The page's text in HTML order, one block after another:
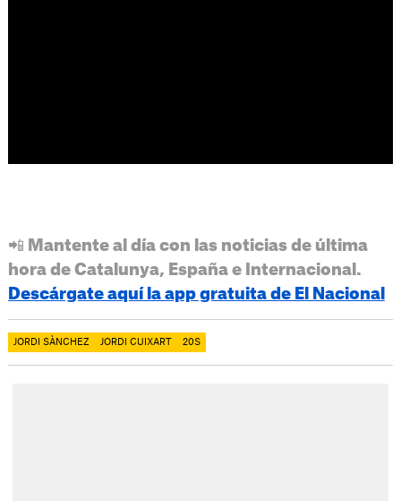
📲 Mantente al día con las noticias de última
hora de Catalunya, España e Internacional.
Descárgate aquí la app gratuita de El Nacional
JORDI SÀNCHEZ JORDI CUIXART 20S